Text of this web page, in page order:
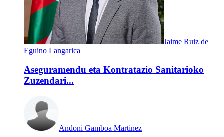
Jaime Ruiz de
Eguino Langarica
Aseguramendu eta Kontratazio Sanitarioko
Zuzendari...
Andoni Gamboa Martinez